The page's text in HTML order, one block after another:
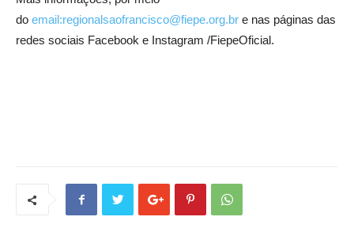
do email:regionalsaofrancisco@fiepe.org.br e nas páginas das
redes sociais Facebook e Instagram /FiepeOficial.